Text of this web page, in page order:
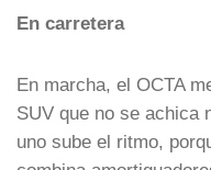
En carretera
En marcha, el OCTA
SUV que no se achica
uno sube el ritmo,